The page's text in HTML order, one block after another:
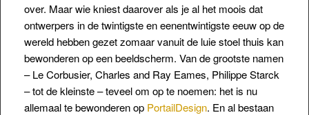
over. Maar wie kniest daarover als je al het moois dat
ontwerpers in de twintigste en eenentwintigste eeuw op de
wereld hebben gezet zomaar vanuit de luie stoel thuis kan
bewonderen op een beeldscherm. Van de grootste namen
– Le Corbusier, Charles and Ray Eames, Philippe Starck
– tot de kleinste – teveel om op te noemen: het is nu
allemaal te bewonderen op PortailDesign. En al bestaan